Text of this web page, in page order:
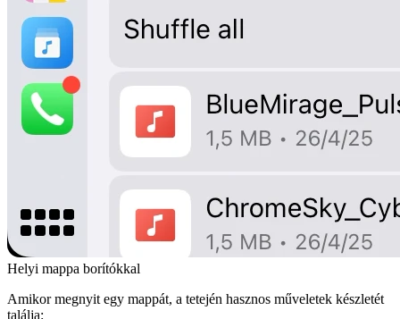
Helyi mappa borítókkal
Amikor megnyit egy mappát, a tetején hasznos műveletek készletét
találja: